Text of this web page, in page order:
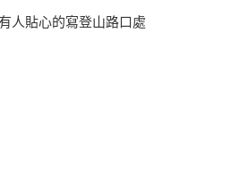
人貼心的寫登山路口處